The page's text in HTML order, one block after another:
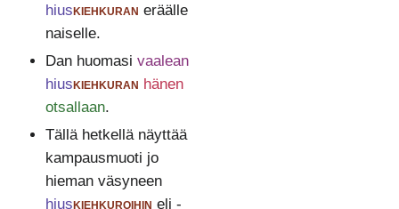
hiuskiehkuran eräälle
naiselle.
Dan huomasi vaalean
hiuskiehkuran hänen
otsallaan.
Tällä hetkellä näyttää
kampausmuoti jo
hieman väsyneen
hiuskiehkuroihin eli -